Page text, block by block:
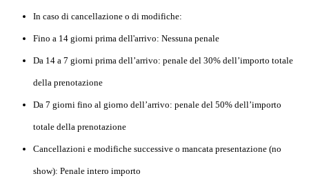
In caso di cancellazione o di modifiche:
Fino a 14 giorni prima dell'arrivo: Nessuna penale
Da 14 a 7 giorni prima dell’arrivo: penale del 30% dell’importo totale
della prenotazione
Da 7 giorni fino al giorno dell’arrivo: penale del 50% dell’importo
totale della prenotazione
Cancellazioni e modifiche successive o mancata presentazione (no
show): Penale intero importo